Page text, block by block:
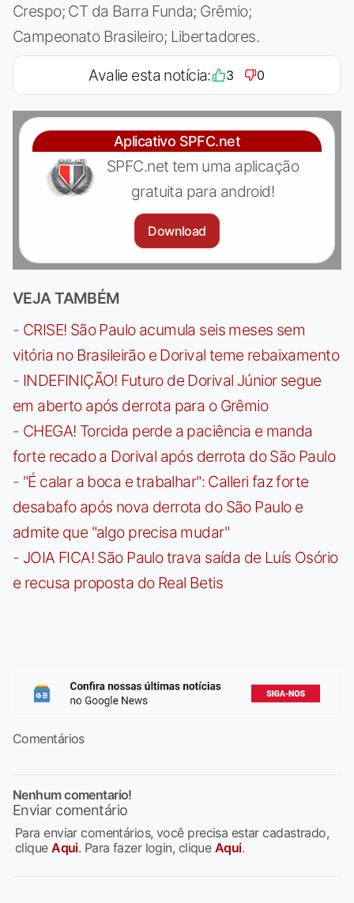
Crespo; CT da Barra Funda; Grêmio;
Campeonato Brasileiro; Libertadores.
Avalie esta notícia: 3 0
Aplicativo SPFC.net
SPFC.net tem uma aplicação
gratuita para android!
Download
VEJA TAMBÉM
- CRISE! São Paulo acumula seis meses sem
vitória no Brasileirão e Dorival teme rebaixamento
- INDEFINIÇÃO! Futuro de Dorival Júnior segue
em aberto após derrota para o Grêmio
- CHEGA! Torcida perde a paciência e manda
forte recado a Dorival após derrota do São Paulo
- "É calar a boca e trabalhar": Calleri faz forte
desabafo após nova derrota do São Paulo e
admite que "algo precisa mudar"
- JOIA FICA! São Paulo trava saída de Luís Osório
e recusa proposta do Real Betis
Comentários
Nenhum comentario!
Enviar comentário
Para enviar comentários, você precisa estar cadastrado,
cliqueAqui. Para fazer login, clique Aqui.